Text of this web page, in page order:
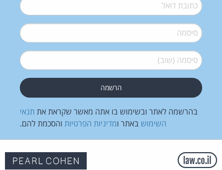
דואל*
סיסמה*
סיסמה (שוב)*
בהרשמה לאתר ובשימוש בו אתה מאשר שקראת את תנאי
השימוש באתר ומדיניות הפרטיות והסכמת להם.